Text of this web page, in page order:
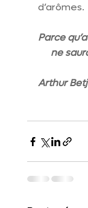
d’arômes.
Parce
ne
Arthur